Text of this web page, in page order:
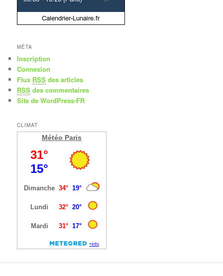
MÉTA
Inscription
Connexion
Flux RSS des articles
RSS des commentaires
Site de WordPress-FR
CLIMAT
Météo Paris